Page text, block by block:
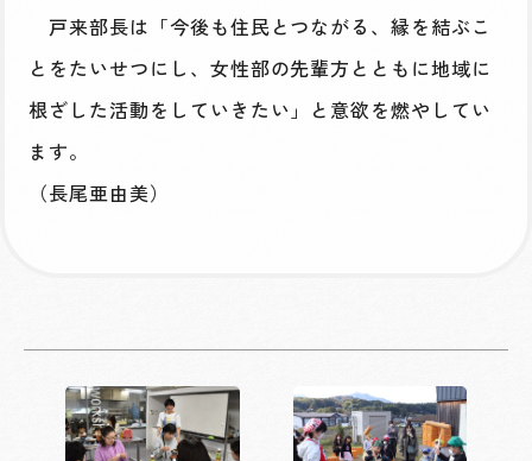
戸来部長は「今後も住民とつながる、縁を結ぶこ
とをたいせつにし、女性部の先輩方とともに地域に
根ざした活動をしていきたい」と意欲を燃やしてい
ます。
（長尾亜由美）